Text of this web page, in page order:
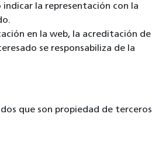
la representación con la
en la web, la acreditación de
se responsabiliza de la
que son propiedad de terceros